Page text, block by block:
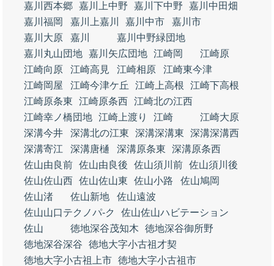
嘉川西本郷 嘉川上中野 嘉川下中野
嘉川中田畑
嘉川福岡
嘉川上嘉川 嘉川中市
嘉川市
嘉川大原
嘉川
嘉川中野緑団地
嘉川丸山団地 嘉川矢広団地 江崎岡
江崎原
江崎向原
江崎高見 江崎相原
江崎東今津
江崎岡屋
江崎今津ケ丘 江崎上高根
江崎下高根
江崎原条東
江崎原条西 江崎北の江西
江崎幸ノ橋団地 江崎上渡り 江崎
江崎大原
深溝今井
深溝北の江東 深溝深溝東
深溝深溝西
深溝寄江
深溝唐樋 深溝原条東
深溝原条西
佐山由良前 佐山由良後 佐山須川前 佐山須川後
佐山佐山西 佐山佐山東 佐山小路
佐山鳩岡
佐山渚
佐山新地
佐山遠波
佐山山口テクノパ‐ク
佐山佐山ハビテーション
佐山
徳地深谷茂知木
徳地深谷御所野
徳地深谷深谷
徳地大字小古祖才契
徳地大字小古祖上市 徳地大字小古祖市